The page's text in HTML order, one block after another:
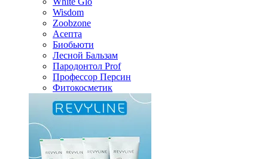
Wisdom
Zoobzone
Асепта
Биобьюти
Лесной Бальзам
Пародонтол Prof
Профессор Персин
Фитокосметик